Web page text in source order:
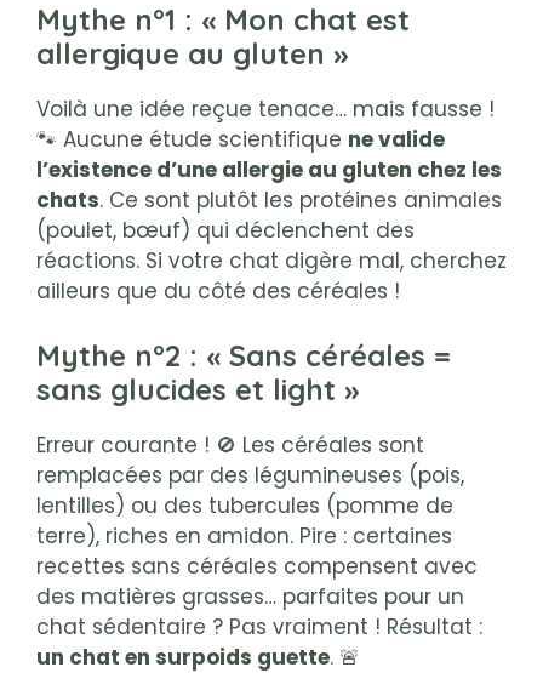
Mythe n°1 : « Mon chat est
allergique au gluten »
Voilà une idée reçue tenace… mais fausse !
🐾 Aucune étude scientifique ne valide
l’existence d’une allergie au gluten chez les
chats. Ce sont plutôt les protéines animales
(poulet, bœuf) qui déclenchent des
réactions. Si votre chat digère mal, cherchez
ailleurs que du côté des céréales !
Mythe n°2 : « Sans céréales =
sans glucides et light »
Erreur courante ! 🚫 Les céréales sont
remplacées par des légumineuses (pois,
lentilles) ou des tubercules (pomme de
terre), riches en amidon. Pire : certaines
recettes sans céréales compensent avec
des matières grasses… parfaites pour un
chat sédentaire ? Pas vraiment ! Résultat :
un chat en surpoids guette. 🚨